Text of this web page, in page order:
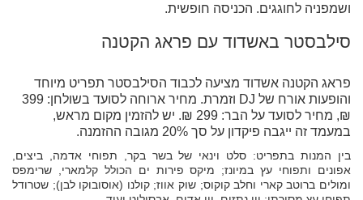
ושמפניה לחוגגים. הכניסה חופשית.
סילבסטר באשדוד עם פראג הקטנה
פראג הקטנה אשדוד מציעה לכבוד הסילבסטר תפריט מיוחד
והופעות אורח של DJ וזמרת. מחיר ארוחה לסועד בשולחן: 399
₪, מחיר לסועד על הבר: 299 ₪. יש להזמין מקום מראש,
במעמד זה ייגבה פיקדון על סך 20% מגובה ההזמנה.
בין המנות בתפריט: סלט וינאי של בשר בקר, תפוחי אדמה, ביצים,
אפונים ותפוחי עץ במיונז; מיקס פירות ים הכולל קלמארי, שרימפס
ומולים ברוטב קארי וחלב קוקוס; שוק אווז; קולנו (אוסובוקו לבן); שטרודל